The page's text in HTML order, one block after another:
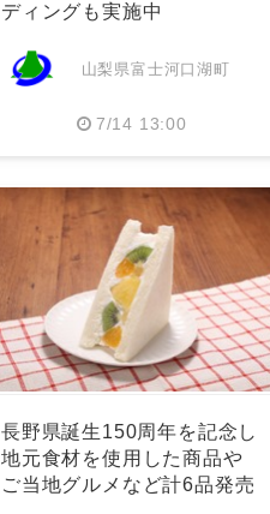
ディングも実施中
山梨県富士河口湖町
7/14 13:00
長野県誕生150周年を記念し
地元食材を使用した商品や
ご当地グルメなど計6品発売